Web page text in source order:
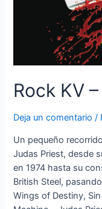
Rock KV
Deja un comentario /
Un pequeño
Judas Priest, desde
en 1974 hasta su
British Steel,
Wings of Destiny,